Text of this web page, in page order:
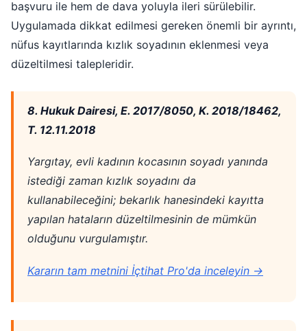
başvuru ile hem de dava yoluyla ileri sürülebilir.
Uygulamada dikkat edilmesi gereken önemli bir ayrıntı,
nüfus kayıtlarında kızlık soyadının eklenmesi veya
düzeltilmesi talepleridir.
8. Hukuk Dairesi, E. 2017/8050, K. 2018/18462,
T. 12.11.2018
Yargıtay, evli kadının kocasının soyadı yanında
istediği zaman kızlık soyadını da
kullanabileceğini; bekarlık hanesindeki kayıtta
yapılan hataların düzeltilmesinin de mümkün
olduğunu vurgulamıştır.
Kararın tam metnini İçtihat Pro'da inceleyin →